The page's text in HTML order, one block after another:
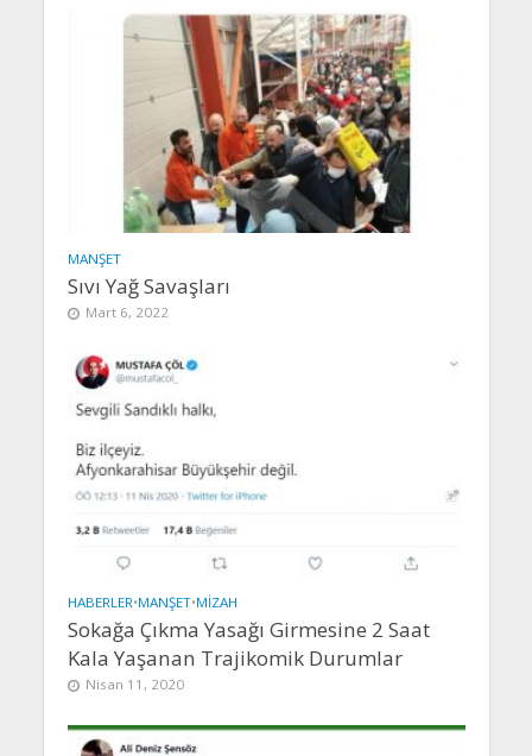
MANŞET
Sıvı Yağ Savaşları
Mart 6, 2022
HABERLER•MANŞET•MIZAH
Sokağa Çıkma Yasağı Girmesine 2 Saat
Kala Yaşanan Trajikomik Durumlar
Nisan 11, 2020